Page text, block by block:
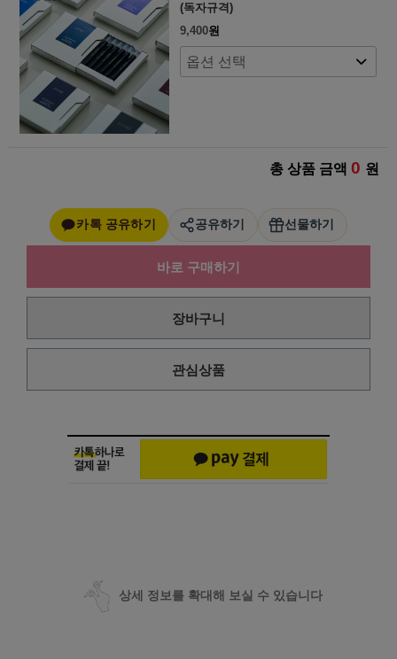
(독자규격)
9,400원
총 상품 금액 0 원
카톡 공유하기 공유하기 선물하기
바로 구매하기
장바구니
관심상품
상세 정보를 확대해 보실 수 있습니다